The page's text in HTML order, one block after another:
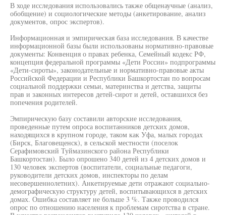
В ходе исследования использовались также общенаучные (анализ,
обобщение) и социологические методы (анкетирование, анализ
документов, опрос экспертов).
Информационная и эмпирическая база исследования. В качестве
информационной базы были использованы нормативно-правовые
документы: Конвенция о правах ребенка, Семейный кодекс РФ,
концепция федеральной программы «Дети России» подпрограммы
«Дети-сироты», законодательные и нормативно-правовые акты
Российской Федерации и Республики Башкортостан по вопросам
социальной поддержки семьи, материнства и детства, защиты
прав и законных интересов детей-сирот и детей, оставшихся без
попечения родителей.
Эмпирическую базу составили авторские исследования,
проведенные путем опроса воспитанников детских домов,
находящихся в крупном городе, таком как Уфа, малых городах
(Бирск, Благовещенск), в сельской местности (поселок
Серафимовский Туймазинского района Республики
Башкортостан). Было опрошено 340 детей из 4 детских домов и
130 человек экспертов (воспитатели, социальные педагоги,
руководители детских домов, инспекторы по делам
несовершеннолетних). Анкетируемые дети отражают социально-
демографическую структуру детей, воспитывающихся в детских
домах. Ошибка составляет не больше 3 %. Также проводился
опрос по отношению населения к проблемам сиротства в стране.